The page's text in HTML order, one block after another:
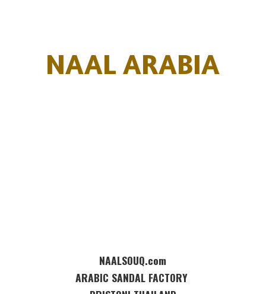
NAAL ARABIA
NAALSOUQ.com
ARABIC SANDAL FACTORY